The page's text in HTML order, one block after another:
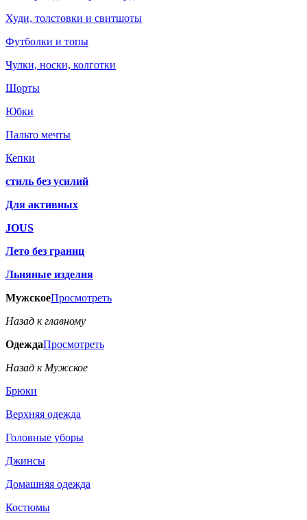
Худи, толстовки и свитшоты
Футболки и топы
Чулки, носки, колготки
Шорты
Юбки
Пальто мечты
Кепки
стиль без усилий
Для активных
JOUS
Лето без границ
Льняные изделия
МужскоеПросмотреть
Назад к главному
ОдеждаПросмотреть
Назад к Мужское
Брюки
Верхняя одежда
Головные уборы
Джинсы
Домашняя одежда
Костюмы